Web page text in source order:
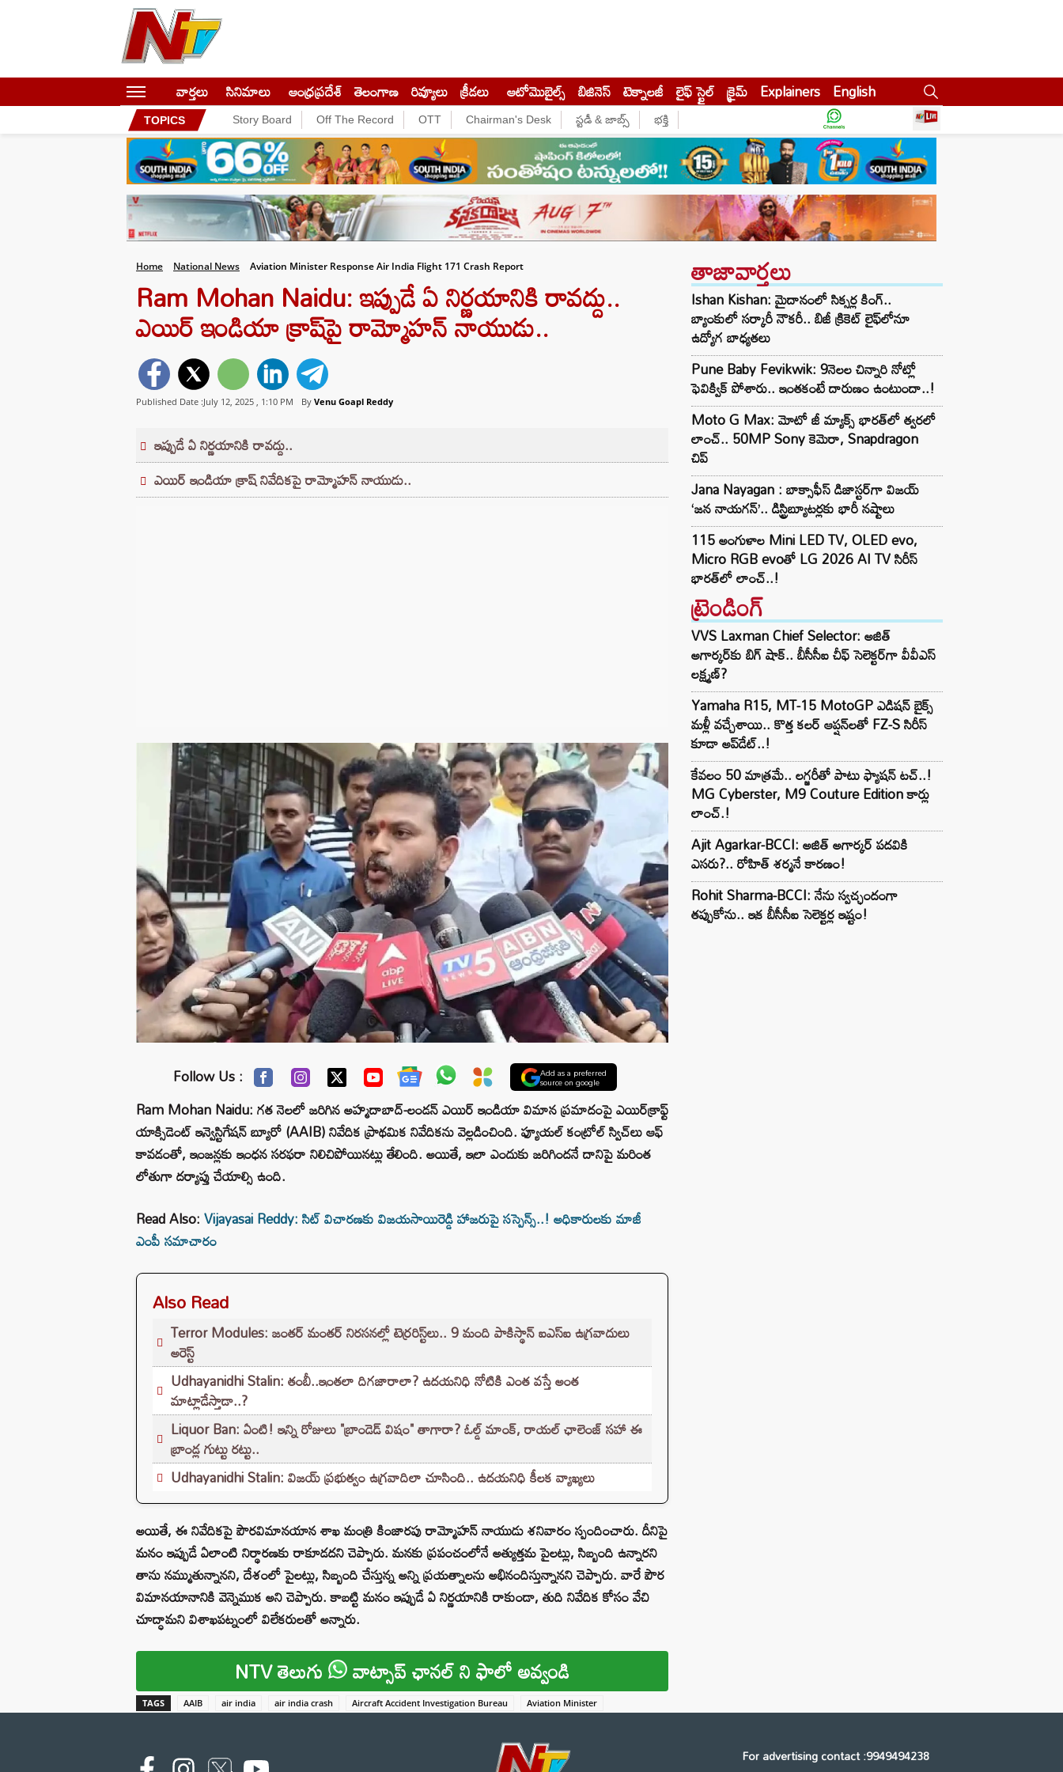
వార్తలు సినిమాలు ఆంధ్రప్రదేశ్ తెలంగాణ రివ్యూలు క్రీడలు ఆటోమొబైల్స్ బిజినెస్‌ టెక్నాలజీ లైఫ్ స్టైల్ క్రైమ్ Explainers English
TOPICS Story Board Off The Record OTT Chairman's Desk స్టడీ & జాబ్స్ భక్తి
Home National News Aviation Minister Response Air India Flight 171 Crash Report
Ram Mohan Naidu: ఇప్పుడే ఏ నిర్ణయానికి రావద్దు..
ఎయిర్ ఇండియా క్రాష్‌పై రామ్మోహన్ నాయుడు..
Published Date :July 12, 2025 , 1:10 PM By Venu Goapl Reddy
ఇప్పుడే ఏ నిర్ణయానికి రావద్దు..
ఎయిర్ ఇండియా క్రాష్‌ నివేదికపై రామ్మోహన్ నాయుడు..
Follow Us : Add as a preferred
source on google
Ram Mohan Naidu: గత నెలలో జరిగిన అహ్మదాబాద్-లండన్ ఎయిర్ ఇండియా విమాన ప్రమాదంపై ఎయిర్‌క్రాఫ్ట్
యాక్సిడెంట్ ఇన్వెస్టిగేషన్ బ్యూరో (AAIB) నివేదిక ప్రాథమిక నివేదికను వెల్లడించింది. ఫ్యూయల్ కంట్రోల్ స్విచ్‌లు ఆఫ్
కావడంతో, ఇంజన్లకు ఇంధన సరఫరా నిలిచిపోయినట్లు తేలింది. అయితే, ఇలా ఎందుకు జరిగిందనే దానిపై మరింత
లోతుగా దర్యాప్తు చేయాల్సి ఉంది.
Read Also:Vijayasai Reddy: సిట్‌ విచారణకు విజయసాయిరెడ్డి హాజరుపై సస్పెన్స్‌..! అధికారులకు మాజీ
ఎంపీ సమాచారం
Also Read
Terror Modules: జంతర్ మంతర్ నిరసనల్లో టెర్రరిస్ట్‌లు.. 9 మంది పాకిస్థాన్ ఐఎస్ఐ ఉగ్రవాదులు
అరెస్ట్
Udhayanidhi Stalin: తంబీ..ఇంతలా దిగజారాలా? ఉదయనిధి నోటికి ఎంత వస్తే అంత
మాట్లాడేస్తాడా..?
Liquor Ban: ఏంటి! ఇన్ని రోజులు "బ్రాండెడ్ విషం" తాగారా? ఓల్డ్ మాంక్, రాయల్ ఛాలెంజ్‌ సహా ఈ
బ్రాండ్ల గుట్టు రట్టు..
Udhayanidhi Stalin: విజయ్ ప్రభుత్వం ఉగ్రవాదిలా చూసింది.. ఉదయనిధి కీలక వ్యాఖ్యలు
అయితే, ఈ నివేదికపై పౌరవిమానయాన శాఖ మంత్రి కింజారపు రామ్మోహన్ నాయుడు శనివారం స్పందించారు. దీనిపై
మనం ఇప్పుడే ఏలాంటి నిర్థారణకు రాకూడదని చెప్పారు. మనకు ప్రపంచంలోనే అత్యుత్తమ పైలట్లు, సిబ్బంది ఉన్నారని
తాను నమ్ముతున్నానని, దేశంలో పైలట్లు, సిబ్బంది చేస్తున్న అన్ని ప్రయత్నాలను అభినందిస్తున్నానని చెప్పారు. వారే పౌర
విమానయానానికి వెన్నెముక అని చెప్పారు. కాబట్టి మనం ఇప్పుడే ఏ నిర్ణయానికి రాకుండా, తుది నివేదిక కోసం వేచి
చూద్ధామని విశాఖపట్నంలో విలేకరులతో అన్నారు.
NTV తెలుగు వాట్సాప్ ఛానల్ ని ఫాలో అవ్వండి
TAGS AAIB air india air india crash Aircraft Accident Investigation Bureau Aviation Minister
తాజావార్తలు
Ishan Kishan: మైదానంలో సిక్సర్ల కింగ్..
బ్యాంకులో సర్కారీ నౌకరీ.. బిజీ క్రికెట్ లైఫ్‌లోనూ
ఉద్యోగ బాధ్యతలు
Pune Baby Fevikwik: 9నెలల చిన్నారి నోట్లో
ఫెవిక్విక్‌ పోశారు.. ఇంతకంటే దారుణం ఉంటుందా..!
Moto G Max: మోటో జీ మ్యాక్స్ భారత్‌లో త్వరలో
లాంచ్.. 50MP Sony కెమెరా, Snapdragon
చిప్‌
Jana Nayagan : బాక్సాఫీస్ డిజాస్టర్‌గా విజయ్
‘జన నాయగన్’.. డిస్ట్రిబ్యూటర్లకు భారీ నష్టాలు
115 అంగుళాల Mini LED TV, OLED evo,
Micro RGB evoతో LG 2026 AI TV సిరీస్
భారత్‌లో లాంచ్..!
ట్రెండింగ్‌
VVS Laxman Chief Selector: అజిత్
అగార్కర్‌కు బిగ్ షాక్.. బీసీసీఐ చీఫ్ సెలెక్టర్‌గా వీవీఎస్
లక్ష్మణ్?
Yamaha R15, MT-15 MotoGP ఎడిషన్ బైక్స్
మళ్లీ వచ్చేశాయి.. కొత్త కలర్ ఆప్షన్‌లతో FZ-S సిరీస్
కూడా అప్‌డేట్..!
కేవలం 50 మాత్రమే.. లగ్జరీతో పాటు ఫ్యాషన్ టచ్..!
MG Cyberster, M9 Couture Edition కార్లు
లాంచ్.!
Ajit Agarkar-BCCI: అజిత్ అగార్కర్ పదవికి
ఎసరు?.. రోహిత్ శర్మనే కారణం!
Rohit Sharma-BCCI: నేను స్వచ్ఛందంగా
తప్పుకోను.. ఇక బీసీసీఐ సెలెక్టర్ల ఇష్టం!
For advertising contact :9949494238